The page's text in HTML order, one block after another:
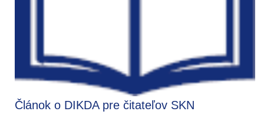
Článok o DIKDA pre čitateľov SKN